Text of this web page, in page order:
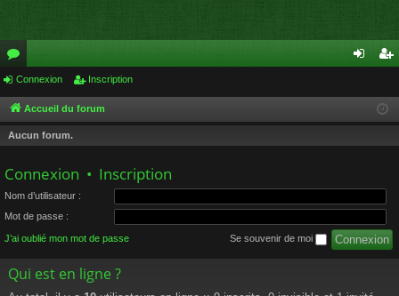
or
u
m
cri
Connexion Inscription
Accueil du forum
Aucun forum.
Connexion • Inscription
Nom d’utilisateur :
Mot de passe :
J’ai oublié mon mot de passe Se souvenir de moi
Qui est en ligne ?